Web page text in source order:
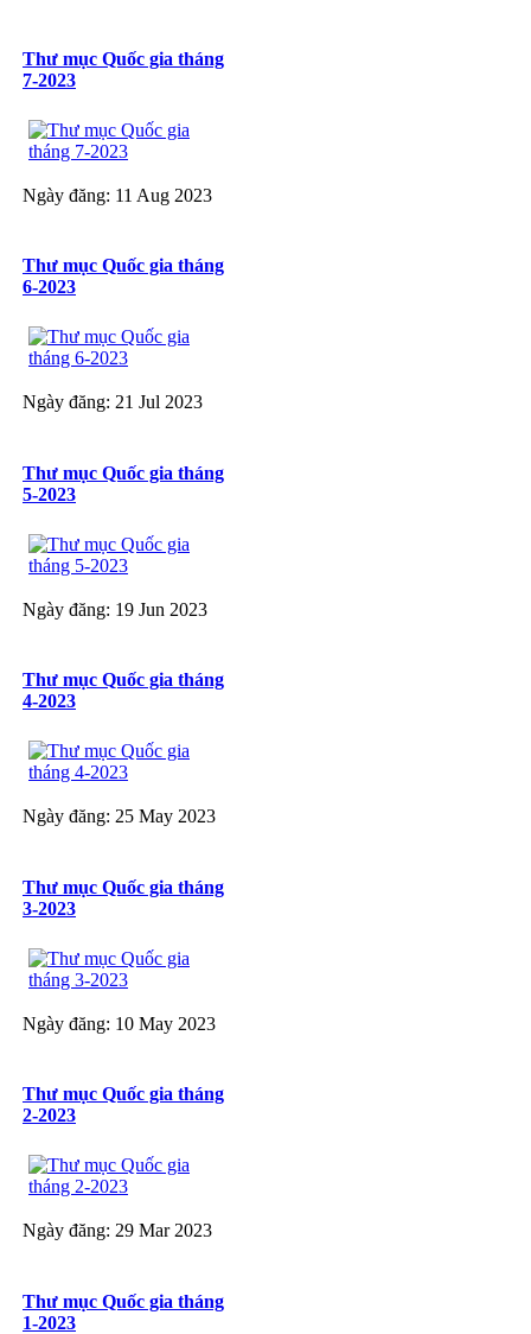
Thư mục Quốc gia tháng
7-2023
Ngày đăng: 11 Aug 2023
Thư mục Quốc gia tháng
6-2023
Ngày đăng: 21 Jul 2023
Thư mục Quốc gia tháng
5-2023
Ngày đăng: 19 Jun 2023
Thư mục Quốc gia tháng
4-2023
Ngày đăng: 25 May 2023
Thư mục Quốc gia tháng
3-2023
Ngày đăng: 10 May 2023
Thư mục Quốc gia tháng
2-2023
Ngày đăng: 29 Mar 2023
Thư mục Quốc gia tháng
1-2023